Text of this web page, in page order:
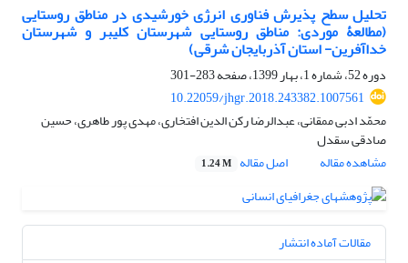
تحلیل سطح پذیرش فناوری انرژی خورشیدی در مناطق روستایی
(مطالعۀ موردی: مناطق روستایی شهرستان کلیبر و شهرستان
خداآفرین- استان آذربایجان شرقی)
دوره 52، شماره 1، بهار 1399، صفحه
283-301
10.22059/jhgr.2018.243382.1007561
محمّد ادبی ممقانی، عبدالرضا رکن الدین افتخاری، مهدی پور طاهری، حسین
صادقی سقدل
مشاهده مقاله
اصل مقاله 1.24 M
مقالات آماده انتشار